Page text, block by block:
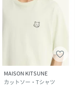
MAISON KITSUNE
カットソー・Tシャツ